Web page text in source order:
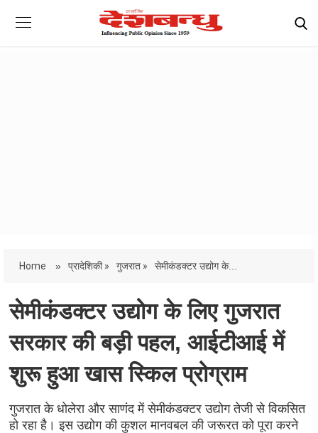
Home » प्रादेशिकी » गुजरात » सेमीकंडक्टर उद्योग के...
सेमीकंडक्टर उद्योग के लिए गुजरात
सरकार की बड़ी पहल, आईटीआई में
शुरू हुआ खास स्किल प्रोग्राम
गुजरात के धोलेरा और साणंद में सेमीकंडक्टर उद्योग तेजी से विकसित
हो रहा है। इस उद्योग की कुशल मानवबल की जरूरत को पूरा करने